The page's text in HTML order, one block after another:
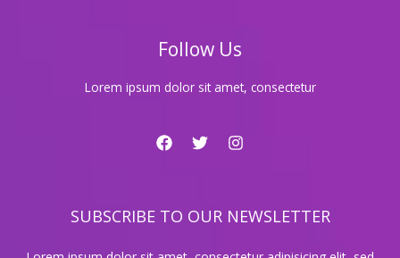
Follow Us
Lorem ipsum dolor sit amet, consectetur
SUBSCRIBE TO OUR NEWSLETTER